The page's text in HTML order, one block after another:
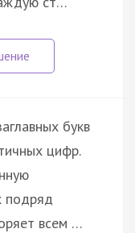
букв
цифр.
подряд
всем …